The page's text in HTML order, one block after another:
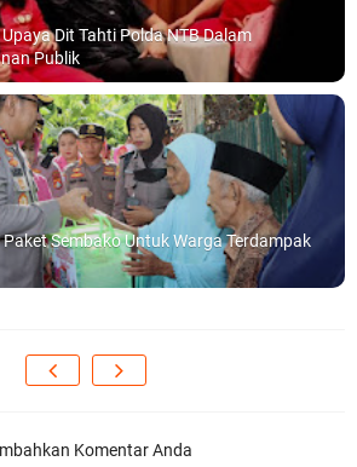
Dit Tahti Polda NTB Dalam
Publik
Sembako Untuk Warga Terdampak
Komentar Anda